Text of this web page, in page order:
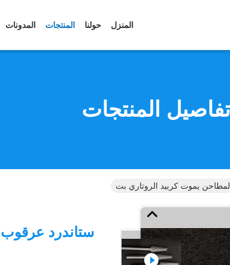
المنزل حولنا المنتجات المدونات
تفاصيل المنتجات
يموت كربيد الروتاري بت
ستاندرد